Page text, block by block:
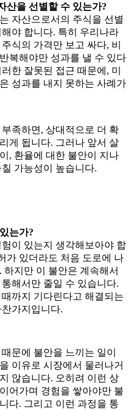
산을 선별할 수 있는가?
자산으로서의 주식을 선별
야 합니다. 특히 우리나라
식의 가격만 보고 싸다, 비
복해야만 성과를 낼 수 있다
한 잘못된 접근 때문에, 미
성과를 내지 못하는 사례가
족하면, 상대적으로 더 확
게 됩니다. 그러나 앞서 살
, 환율에 대한 불안이 지나
가능성이 높습니다.
는가?
이 있는지 생각해보아야 합
가 있더라도 처음 도로에 나
지만 이 불안은 계속해서
해서만 줄일 수 있습니다.
까지 기다린다고 해결되는
가지입니다.
문에 불안을 느끼는 일이
이유로 시장에서 물러나거
않습니다. 오히려 이런 상
어가며 경험을 쌓아야만 불
다. 그리고 이런 과정을 통